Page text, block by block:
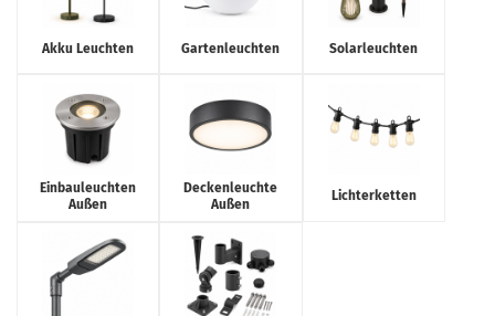
Akku Leuchten Gartenleuchten Solarleuchten
Einbauleuchten
Außen
Deckenleuchte
Außen
Lichterketten